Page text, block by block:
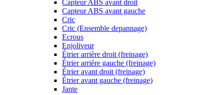
Capteur ABS avant droit
Capteur ABS avant gauche
Cric
Cric (Ensemble depannage)
Ecrous
Enjoliveur
Étrier arrière droit (freinage)
Étrier arrière gauche (freinage)
Étrier avant droit (freinage)
Étrier avant gauche (freinage)
Jante